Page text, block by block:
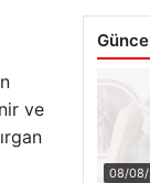
ve
08/